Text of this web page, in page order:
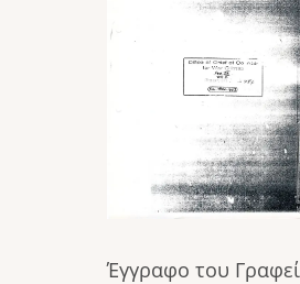
Έγγραφο του